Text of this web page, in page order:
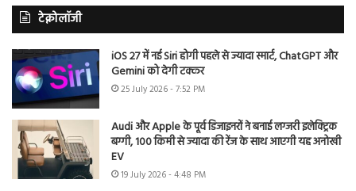
टेक्नोलॉजी
iOS 27 में नई Siri होगी पहले से ज्यादा स्मार्ट, ChatGPT और
Gemini को देगी टक्कर
25 July 2026 - 7:52 PM
Audi और Apple के पूर्व डिजाइनरों ने बनाई लग्जरी इलेक्ट्रिक
बग्गी, 100 किमी से ज्यादा की रेंज के साथ आएगी यह अनोखी
EV
19 July 2026 - 4:48 PM